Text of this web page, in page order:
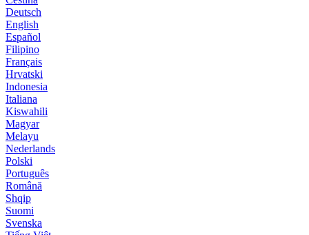
Deutsch
English
Español
Filipino
Français
Hrvatski
Indonesia
Italiana
Kiswahili
Magyar
Melayu
Nederlands
Polski
Português
Română
Shqip
Suomi
Svenska